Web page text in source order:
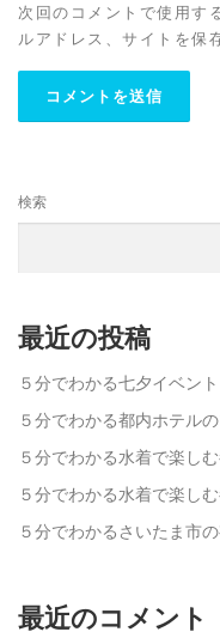
次回のコメントで使用す
ルアドレス、サイトを保
検索
最近の投稿
５分でわかる七夕イベント
５分でわかる都内ホテル
５分でわかる水着で楽し
５分でわかる水着で楽し
５分でわかるさいたま市
最近のコメント